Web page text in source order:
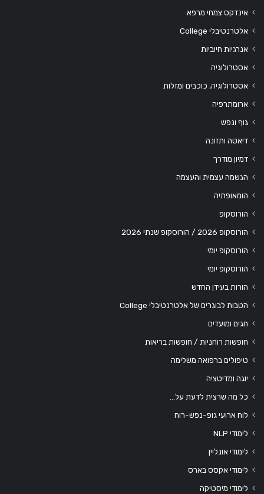
אינדקס צמחי מרפא
אלטרנטיבלי College
אנרגיות חיוביות
אסטרולוגיה
אסטרולוגיה, כוכבים ומזלות
ארומתרפיה
גוף ונפש
דיאטה ותזונה
דמיון מודרך
הגשמה עצמית והעצמה
הומאופתיה
הורוסקופ
הורוסקופ 2026 / הורוסקופ שנתי 2026
הורוסקופ יומי
הורוסקופ יומי
הורות בעידן החדש
הטבות לבוגרים של אלטרנטיבלי College
חגים ומועדים
חופשות רוחניות / חופשות בריאות
טיפולים ברפואה משלימה
יוגה ומדיטציה
כל מה שרצית לדעת על…
לוח ארועי גופ-נפש-רוח
לימודי NLP
לימודי אונליין
לימודי אקסס בארס
לימודי מיסטיקה